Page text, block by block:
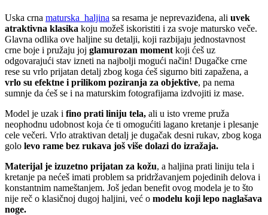
Uska crna maturska haljina sa resama je neprevaziđena, ali uvek
atraktivna klasika koju možeš iskoristiti i za svoje matursko veče.
Glavna odlika ove haljine su detalji, koji razbijaju jednostavnost
crne boje i pružaju joj glamurozan moment koji ćeš uz
odgovarajući stav izneti na najbolji mogući način! Dugačke crne
rese su vrlo prijatan detalj zbog koga ćeš sigurno biti zapažena, a
vrlo su efektne i prilikom poziranja za objektive, pa nema
sumnje da ćeš se i na maturskim fotografijama izdvojiti iz mase.
Model je uzak i fino prati liniju tela, ali u isto vreme pruža
neophodnu udobnost koja će ti omogućiti lagano kretanje i plesanje
cele večeri. Vrlo atraktivan detalj je dugačak desni rukav, zbog koga
golo levo rame bez rukava još više dolazi do izražaja.
Materijal je izuzetno prijatan za kožu, a haljina prati liniju tela i
kretanje pa nećeš imati problem sa pridržavanjem pojedinih delova i
konstantnim nameštanjem. Još jedan benefit ovog modela je to što
nije reč o klasičnoj dugoj haljini, već o modelu koji lepo naglašava
noge.